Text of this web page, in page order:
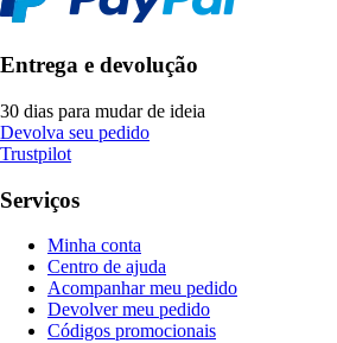
Entrega e devolução
30 dias para mudar de ideia
Devolva seu pedido
Trustpilot
Serviços
Minha conta
Centro de ajuda
Acompanhar meu pedido
Devolver meu pedido
Códigos promocionais